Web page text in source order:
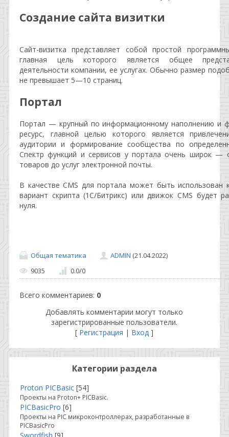
Создание сайта визитки
Сайт-визитка представляет собой простой
главная цель которого является общее
деятельности компании, ее услугах. Обычно размер
не превышает 5—10 страниц.
Портал
Портал — крупный по информационному наполнению и
ресурс, главной целью которого является
аудитории и формирование сообщества по
Спектр функций и сервисов у портала очень широк —
товаров до услуг электронной почты.
В качестве CMS для портала может быть использован
вариант скрипта (1C/Битрикс) или движок CMS будет
нуля.
Общая тематика ADMIN (21.04.2022)
9035
0.0/0
Всего комментариев: 0
Добавлять комментарии могут только
зарегистрированные пользователи.
[ Регистрация | Вход ]
Категории раздела
Proton PICBasic [54]
Проекты на Proton+ PICBasic.
PICBasicPro [6]
Проекты на PIC микроконтроллерах, разработанные в
PICBasicPro
Swordfish [9]